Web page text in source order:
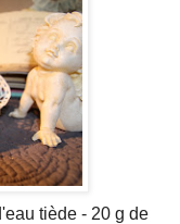
tiède - 20 g de